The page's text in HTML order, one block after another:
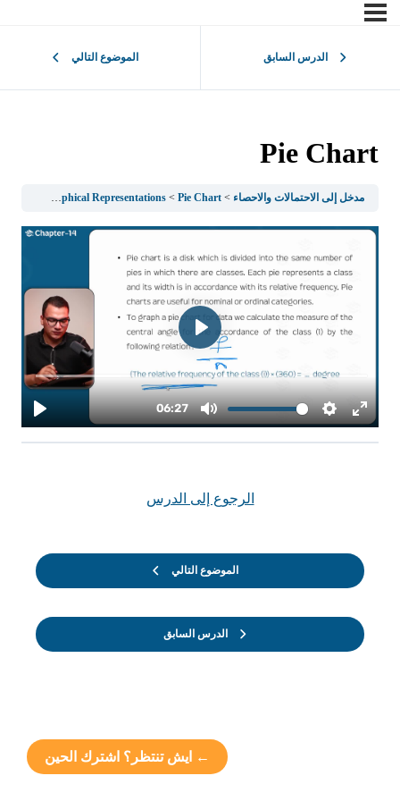
الدرس السابق الموضوع التالي
Pie Chart
مدخل إلى الاحتمالات والاحصاء 1.3Graphical Representations Pie Chart
الدرس السابق
الرجوع إلى الدرس
الموضوع التالي
← ايش تنتظر؟ اشترك الحين